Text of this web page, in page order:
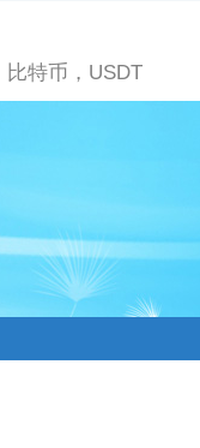
特币，USDT